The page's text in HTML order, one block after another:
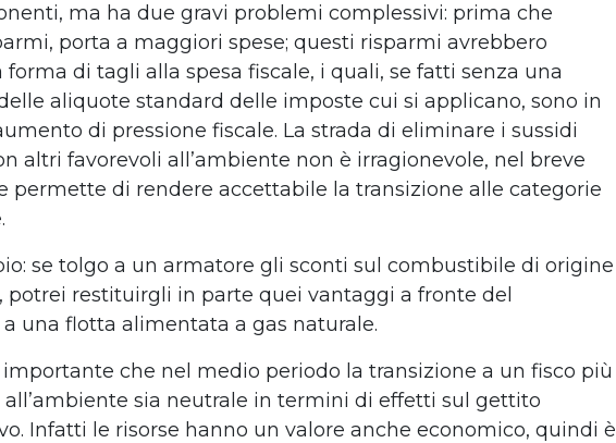
ma ha due gravi problemi complessivi: prima che
porta a maggiori spese; questi risparmi avrebbero
forma di tagli alla spesa fiscale, i quali, se fatti senza una
aliquote standard delle imposte cui si applicano, sono in
di pressione fiscale. La strada di eliminare i sussidi
altri favorevoli all’ambiente non è irragionevole, nel breve
permette di rendere accettabile la transizione alle categorie
se tolgo a un armatore gli sconti sul combustibile di origine
potrei restituirgli in parte quei vantaggi a fronte del
a una flotta alimentata a gas naturale.
che nel medio periodo la transizione a un fisco più
all’ambiente sia neutrale in termini di effetti sul gettito
Infatti le risorse hanno un valore anche economico, quindi è